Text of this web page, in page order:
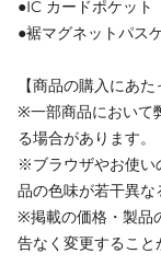
●IC カードポケット
●裾マグネットパス
【商品の購入にあた
※一部商品において
る場合があります。
※ブラウザやお使い
品の色味が若干異な
※掲載の価格・製品
告なく変更すること